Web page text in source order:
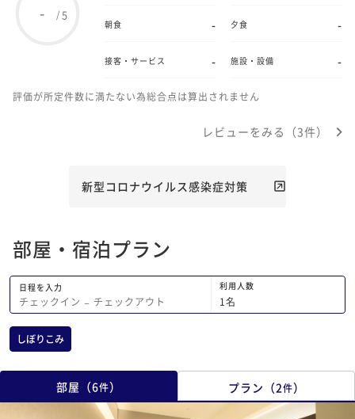
- /5
朝食 - 夕食 -
接客・サービス - 施設・設備 -
評価が所定件数に満たない為総合点は算出されません
レビューをみる（3件）
新型コロナウイルス感染症対策
部屋・宿泊プラン
日程を入力
チェックイン − チェックアウト
利用人数
1名
しぼりこみ
部屋 （6件） プラン （2件）